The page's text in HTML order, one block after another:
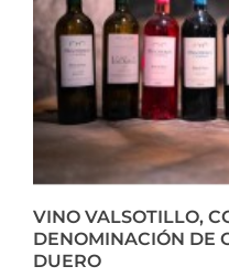
VINO VALSOTILLO,
DENOMINACIÓN DE
DUERO